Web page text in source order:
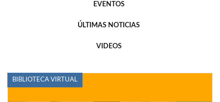
EVENTOS
ÚLTIMAS NOTICIAS
VIDEOS
BIBLIOTECA VIRTUAL